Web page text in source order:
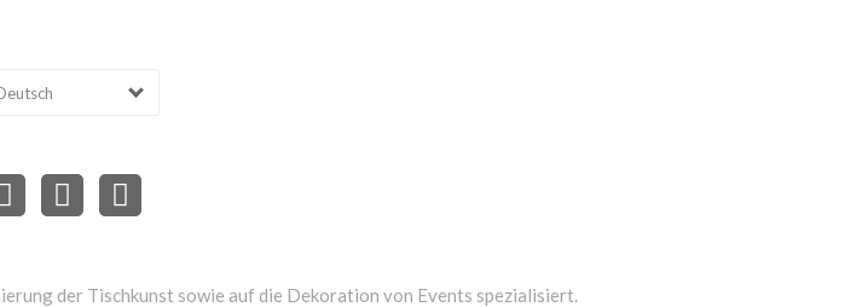
der Tischkunst sowie auf die Dekoration von Events spezialisiert.